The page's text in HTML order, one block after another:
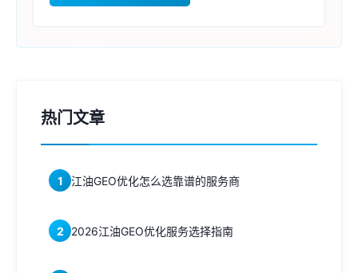
热门文章
1 江油GEO优化怎么选靠谱的服务商
2 2026江油GEO优化服务选择指南